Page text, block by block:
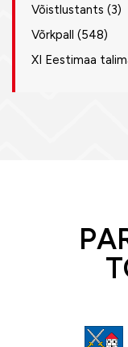
Võistlustants (3)
Võrkpall (548)
XI Eestimaa